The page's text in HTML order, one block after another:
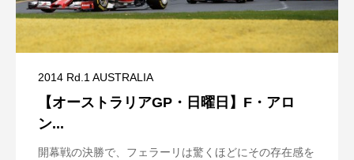
2014 Rd.1 AUSTRALIA
【オーストラリアGP・日曜日】F・アロ
ン...
開幕戦の決勝で、フェラーリは驚くほどにその存在感を